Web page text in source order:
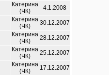
Катерина
(ЧК)
4.1.2008
Катерина
(ЧК)
30.12.2007
Катерина
(ЧК)
28.12.2007
Катерина
(ЧК)
25.12.2007
Катерина
(ЧК)
17.12.2007